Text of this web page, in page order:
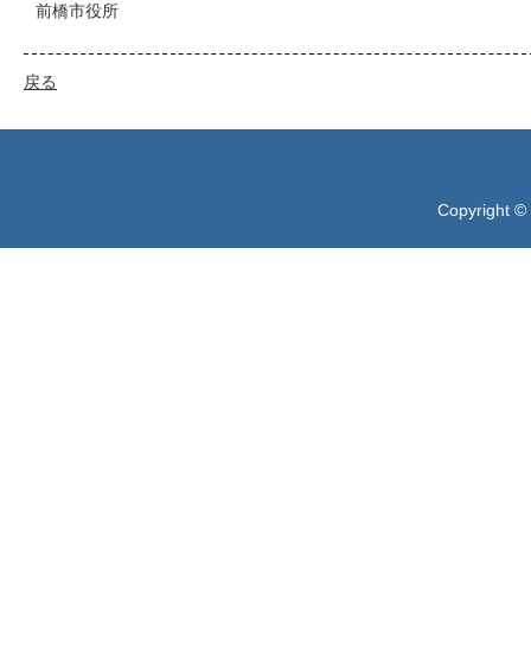
前橋市役所
戻る
Copyright ©